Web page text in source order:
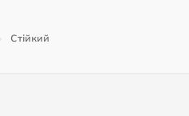
Стійкий